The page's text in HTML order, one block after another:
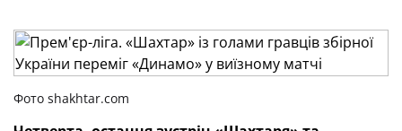
Фото shakhtar.com